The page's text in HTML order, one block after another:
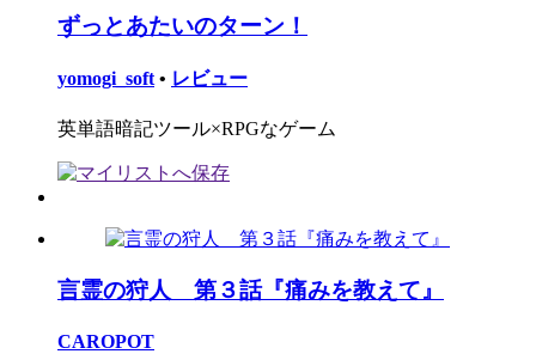
ずっとあたいのターン！
yomogi_soft • レビュー
英単語暗記ツール×RPGなゲーム
言霊の狩人 第３話『痛みを教えて』
CAROPOT